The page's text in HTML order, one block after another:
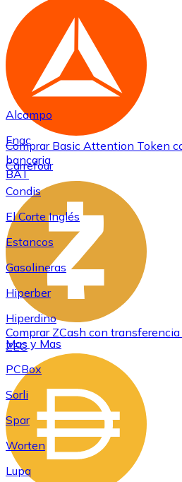
Comprar Basic Attention Token
bancaria
BAT
Comprar ZCash con
ZEC
Alcampo
Fnac
Carrefour
Condis
El Corte Inglés
Estancos
Gasolineras
Hiperber
Hiperdino
Mas y Mas
PCBox
Sorli
Spar
Worten
Lupa